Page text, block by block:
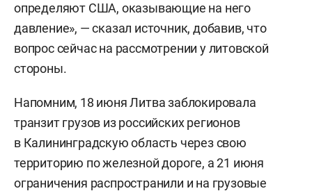
определяют США, оказывающие на него
давление», — сказал источник, добавив, что
вопрос сейчас на рассмотрении у литовской
стороны.
Напомним, 18 июня Литва заблокировала
транзит грузов из российских регионов
в Калининградскую область через свою
территорию по железной дороге, а 21 июня
ограничения распространили и на грузовые